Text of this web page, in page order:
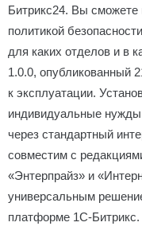
Битрикс24. Вы сможете
политикой
для каких отделов и в
1.0.0, опубликованный
к эксплуатации.
индивидуальные
через стандартный
совместим с
«Энтерпрайз» и
универсальным
платформе 1С-Битрикс.